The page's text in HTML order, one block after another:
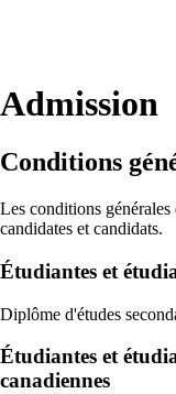
Admission
Conditions
Les conditions
candidates et candidats.
Étudiantes et
Diplôme d'études
Étudiantes et
canadiennes